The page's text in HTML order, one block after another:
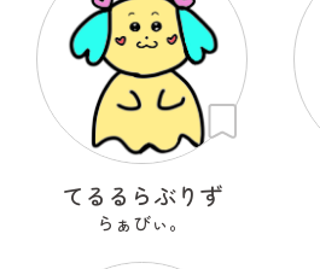
てるるらぶりず
らぁびぃ。